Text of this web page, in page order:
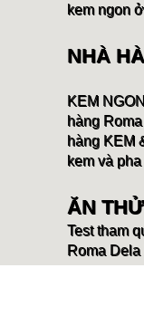
kem ngon
NHÀ
KEM
hàng
hàng KEM
kem và
ĂN
Test tham
Roma Dela